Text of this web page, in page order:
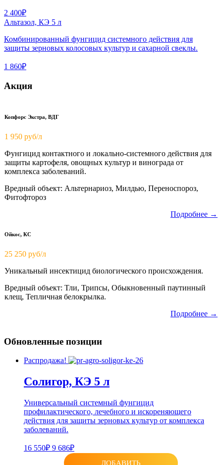
2 400₽
Альтазол, КЭ 5 л
Комбинированный фунгицид системного действия для
защиты зерновых колосовых культур и сахарной свеклы.
1 860₽
Акция
Копфорс Экстра, ВДГ
1 950 руб/л
Фунгицид контактного и локально-системного действия для
защиты картофеля, овощных культур и винограда от
комплекса заболеваний.
Вредный объект: Альтернариоз, Милдью, Переноспороз,
Фитофтороз
Подробнее →
Ойкос, КС
25 250 руб/л
Уникальный инсектицид биологического происхождения.
Вредный объект: Тли, Трипсы, Обыкновенный паутинный
клещ, Тепличная белокрылка.
Подробнее →
Обновленные позиции
Распродажа!
Солигор, КЭ 5 л
Универсальный системный фунгицид
профилактического, лечебного и искореняющего
действия для защиты зерновых культур от комплекса
заболеваний.
16 550₽ 9 686₽
ДОБАВИТЬ